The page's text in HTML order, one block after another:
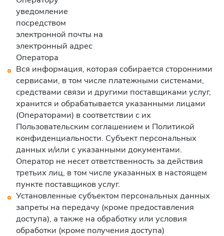
уведомление
посредством
электронной почты на
электронный адрес
Оператора
Вся информация, которая собирается сторонними
сервисами, в том числе платежными системами,
средствами связи и другими поставщиками услуг,
хранится и обрабатывается указанными лицами
(Операторами) в соответствии с их
Пользовательским соглашением и Политикой
конфиденциальности. Субъект персональных
данных и/или с указанными документами.
Оператор не несет ответственность за действия
третьих лиц, в том числе указанных в настоящем
пункте поставщиков услуг.
Установленные субъектом персональных данных
запреты на передачу (кроме предоставления
доступа), а также на обработку или условия
обработки (кроме получения доступа)